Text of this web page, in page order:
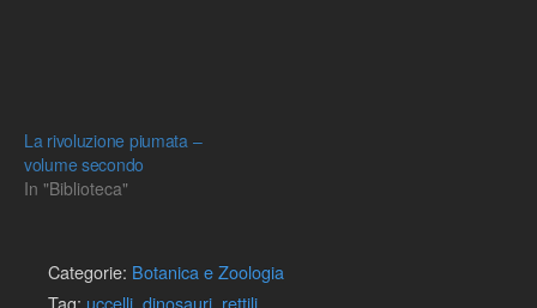
La rivoluzione piumata –
volume secondo
In "Biblioteca"
Categorie: Botanica e Zoologia
Tag: uccelli, dinosauri, rettili